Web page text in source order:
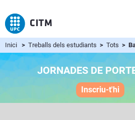
Inici > Treballs dels estudiants > Tots >
JORNADES DE
Inscriu-t'hi